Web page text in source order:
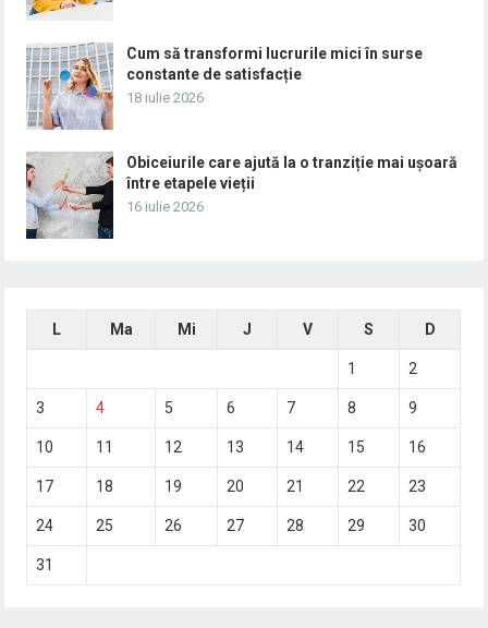
Cum să transformi lucrurile mici în surse
constante de satisfacție
18 iulie 2026
Obiceiurile care ajută la o tranziție mai ușoară
între etapele vieții
16 iulie 2026
L Ma Mi J V S D
1 2
3 4 5 6 7 8 9
10 11 12 13 14 15 16
17 18 19 20 21 22 23
24 25 26 27 28 29 30
31